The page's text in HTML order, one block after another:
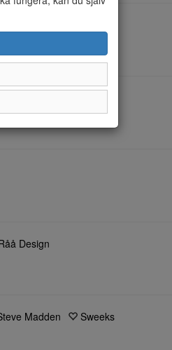
Design
Madden Sweeks